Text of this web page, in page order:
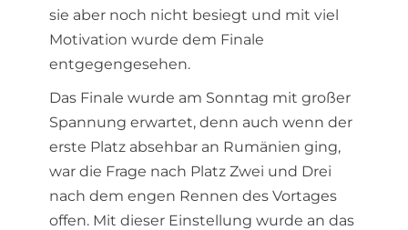
sie aber noch nicht besiegt und mit viel
Motivation wurde dem Finale
entgegengesehen.
Das Finale wurde am Sonntag mit großer
Spannung erwartet, denn auch wenn der
erste Platz absehbar an Rumänien ging,
war die Frage nach Platz Zwei und Drei
nach dem engen Rennen des Vortages
offen. Mit dieser Einstellung wurde an das